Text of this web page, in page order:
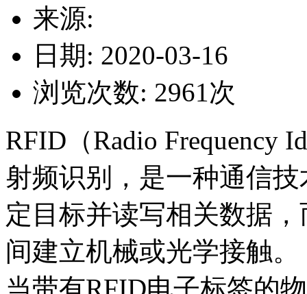
来源:
日期: 2020-03-16
浏览次数: 2961次
RFID（Radio Frequency
射频识别，是一种通信
定目标并读写相关数据
间建立机械或光学接触。